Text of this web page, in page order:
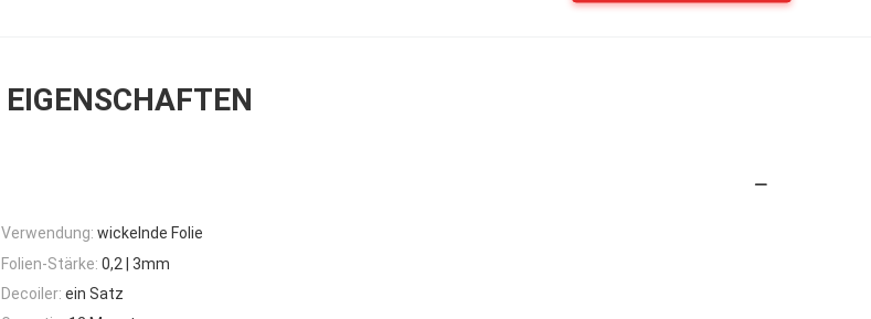
EIGENSCHAFTEN
Verwendung: wickelnde Folie
Folien-Stärke: 0,2 | 3mm
Decoiler: ein Satz